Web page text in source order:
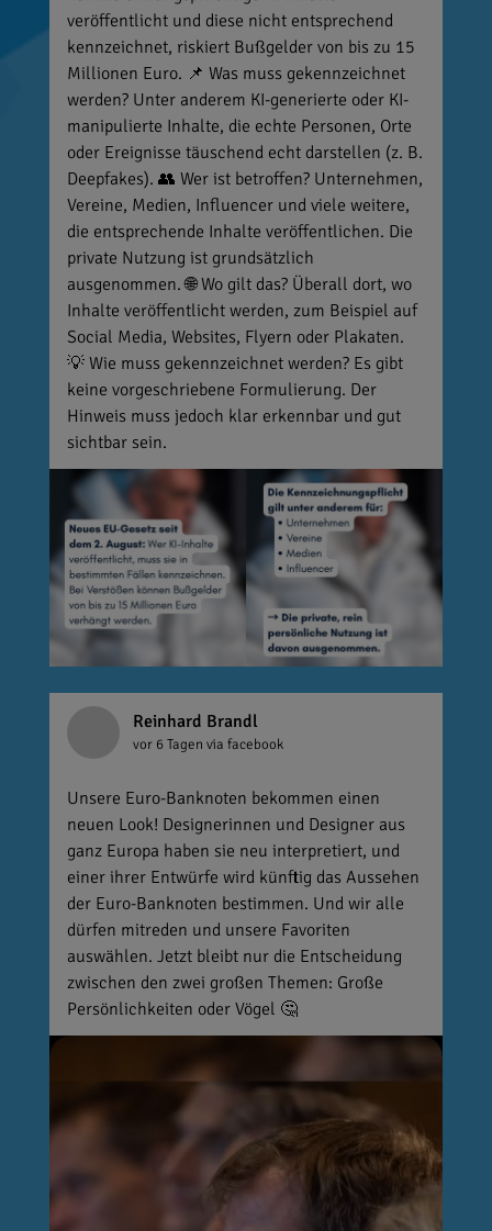
veröffentlicht und diese nicht entsprechend
kennzeichnet, riskiert Bußgelder von bis zu 15
Millionen Euro. 📌 Was muss gekennzeichnet
werden? Unter anderem KI-generierte oder KI-
manipulierte Inhalte, die echte Personen, Orte
oder Ereignisse täuschend echt darstellen (z. B.
Deepfakes). 👥 Wer ist betroffen? Unternehmen,
Vereine, Medien, Influencer und viele weitere,
die entsprechende Inhalte veröffentlichen. Die
private Nutzung ist grundsätzlich
ausgenommen. 🌐 Wo gilt das? Überall dort, wo
Inhalte veröffentlicht werden, zum Beispiel auf
Social Media, Websites, Flyern oder Plakaten.
💡 Wie muss gekennzeichnet werden? Es gibt
keine vorgeschriebene Formulierung. Der
Hinweis muss jedoch klar erkennbar und gut
sichtbar sein.
Reinhard Brandl
vor 6 Tagen via facebook
Unsere Euro-Banknoten bekommen einen
neuen Look! Designerinnen und Designer aus
ganz Europa haben sie neu interpretiert, und
einer ihrer Entwürfe wird künftig das Aussehen
der Euro-Banknoten bestimmen. Und wir alle
dürfen mitreden und unsere Favoriten
auswählen. Jetzt bleibt nur die Entscheidung
zwischen den zwei großen Themen: Große
Persönlichkeiten oder Vögel 🤔